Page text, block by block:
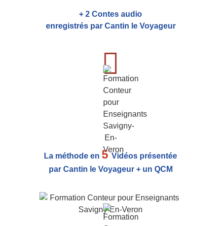
+ 2 Contes audio
enregistrés par Cantin le Voyageur
La méthode en 5Vidéos présentée
par Cantin le Voyageur + un QCM